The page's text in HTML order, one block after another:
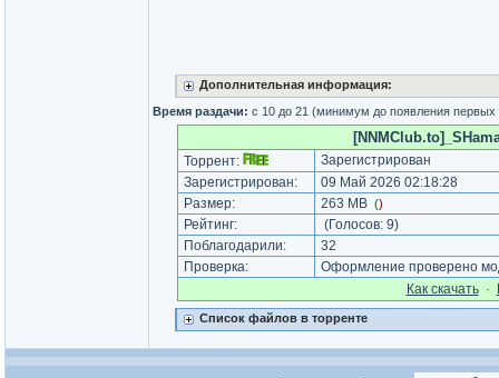
Дополнительная информация:
Время раздачи: с 10 до 21 (минимум до появления
Торрент:
Зарегистрирован
Зарегистрирован:
09 Май 2026 02:18:28
Размер:
263 MB ()
Рейтинг: (Голосов: 9)
Поблагодарили:
32
Проверка:
Оформление проверено
Как cкачать·
Список файлов в торренте